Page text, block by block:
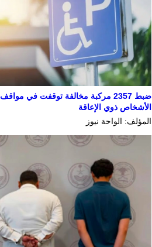
ضبط 2357 مركبة مخالفة توقفت في مواقف
الأشخاص ذوي الإعاقة
المؤلف: الواحة نيوز